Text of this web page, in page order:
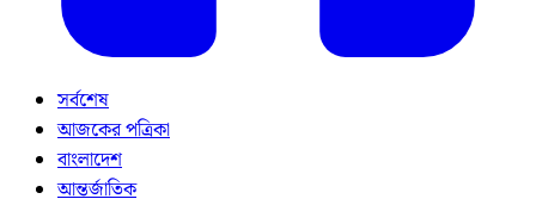
সর্বশেষ
আজকের পত্রিকা
বাংলাদেশ
আন্তর্জাতিক